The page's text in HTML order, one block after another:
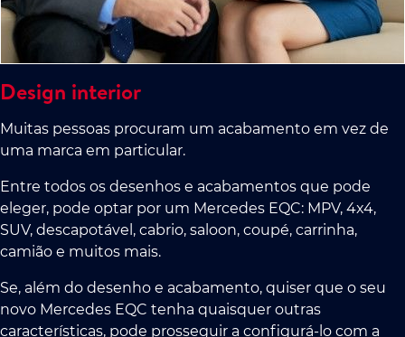
Design interior
Muitas pessoas procuram um acabamento em vez de
uma marca em particular.
Entre todos os desenhos e acabamentos que pode
eleger, pode optar por um Mercedes EQC: MPV, 4x4,
SUV, descapotável, cabrio, saloon, coupé, carrinha,
camião e muitos mais.
Se, além do desenho e acabamento, quiser que o seu
novo Mercedes EQC tenha quaisquer outras
características, pode prosseguir a configurá-lo com a